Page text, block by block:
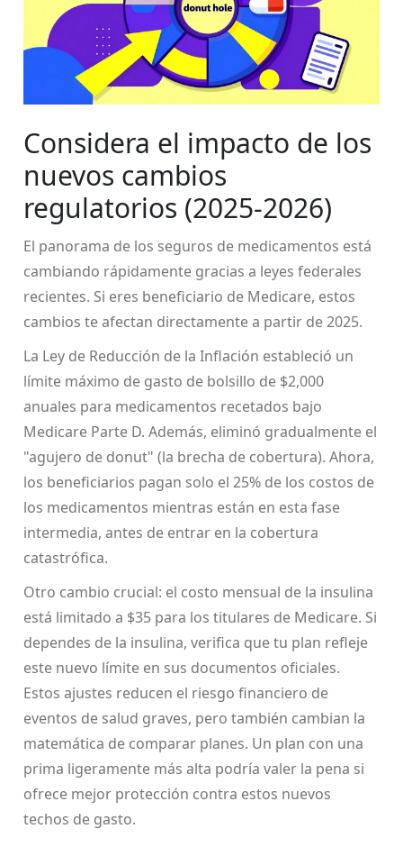
Considera el impacto de los
nuevos cambios
regulatorios (2025-2026)
El panorama de los seguros de medicamentos está
cambiando rápidamente gracias a leyes federales
recientes. Si eres beneficiario de Medicare, estos
cambios te afectan directamente a partir de 2025.
La Ley de Reducción de la Inflación estableció un
límite máximo de gasto de bolsillo de $2,000
anuales para medicamentos recetados bajo
Medicare Parte D. Además, eliminó gradualmente el
"agujero de donut" (la brecha de cobertura). Ahora,
los beneficiarios pagan solo el 25% de los costos de
los medicamentos mientras están en esta fase
intermedia, antes de entrar en la cobertura
catastrófica.
Otro cambio crucial: el costo mensual de la insulina
está limitado a $35 para los titulares de Medicare. Si
dependes de la insulina, verifica que tu plan refleje
este nuevo límite en sus documentos oficiales.
Estos ajustes reducen el riesgo financiero de
eventos de salud graves, pero también cambian la
matemática de comparar planes. Un plan con una
prima ligeramente más alta podría valer la pena si
ofrece mejor protección contra estos nuevos
techos de gasto.